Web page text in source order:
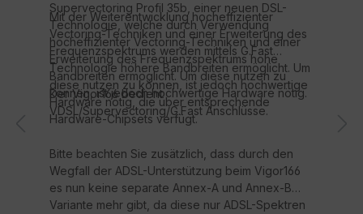
Supervectoring Profil 35b, einer neuen DSL-
Technologie, welche durch Verwendung
hocheffizienter Vectoring-Techniken und einer
Erweiterung des Frequenzspektrums hohe
Bandbreiten ermöglicht. Um diese nutzen zu
können, ist jedoch hochwertige Hardware nötig.
Mit der Weiterentwicklung hocheffizienter
Vectoring-Techniken und einer Erweiterung des
Frequenzspektrums werden mittels G.Fast
Technologie höhere Bandbreiten ermöglicht. Um
diese nutzen zu können, ist jedoch hochwertige
Hardware nötig, die über entsprechende
Hardware-Chipsets verfügt.
Der Vigor166 bedient
VDSL/Supervectoring/G.Fast Anschlüsse.
Bitte beachten Sie zusätzlich, dass durch den
Wegfall der ADSL-Unterstützung beim Vigor166
es nun keine separate Annex-A und Annex-B
Variante mehr gibt, da diese nur ADSL-Spektren